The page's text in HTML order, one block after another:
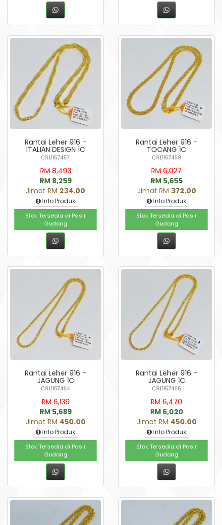
Rantai Leher 916 -
ITALIAN DESIGN 1C
CRL1157457
RM 8,493
RM 8,259
Jimat RM 234.00
Info Produk
Stok Tersedia di Pasir
Gudang
Rantai Leher 916 -
TOCANG 1C
CRL1157458
RM 6,027
RM 5,655
Jimat RM 372.00
Info Produk
Stok Tersedia di Pasir
Gudang
Rantai Leher 916 -
JAGUNG 1C
CRL1157464
RM 6,139
RM 5,689
Jimat RM 450.00
Info Produk
Stok Tersedia di Pasir
Gudang
Rantai Leher 916 -
JAGUNG 1C
CRL1157465
RM 6,470
RM 6,020
Jimat RM 450.00
Info Produk
Stok Tersedia di Pasir
Gudang